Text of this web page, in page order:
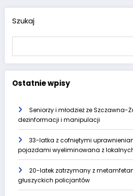
Szukaj
Ostatnie wpisy
Seniorzy i młodzież ze Szczawna-
dezinformacji i manipulacji
33-latka z cofniętymi
pojazdami wyeliminowana z
20-latek zatrzymany z
głuszyckich policjantów